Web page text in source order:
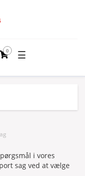
0 ☰
i vores
sag ved at vælge